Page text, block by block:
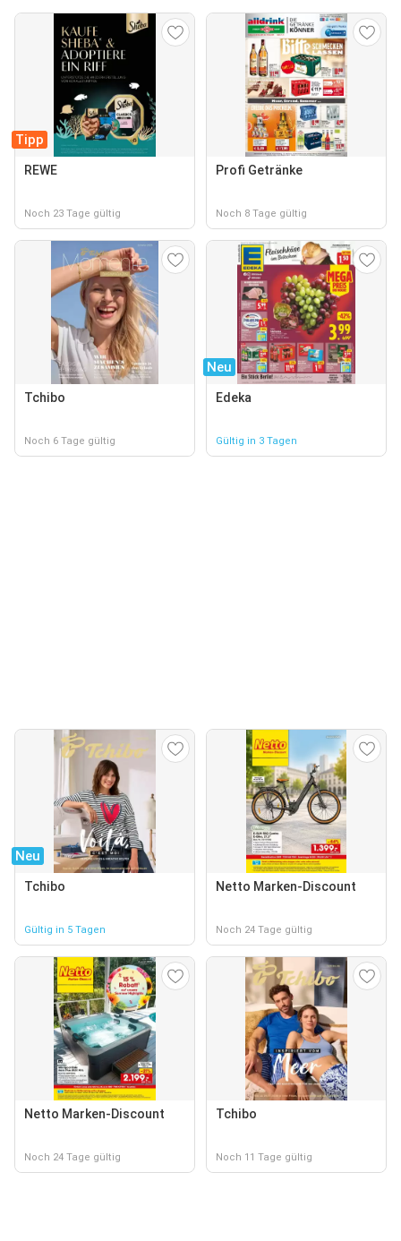
Tipp
REWE
Noch 23 Tage gültig
Profi Getränke
Noch 8 Tage gültig
Tchibo
Noch 6 Tage gültig
Neu
Edeka
Gültig in 3 Tagen
Neu
Tchibo
Gültig in 5 Tagen
Netto Marken-Discount
Noch 24 Tage gültig
Netto Marken-Discount
Noch 24 Tage gültig
Tchibo
Noch 11 Tage gültig